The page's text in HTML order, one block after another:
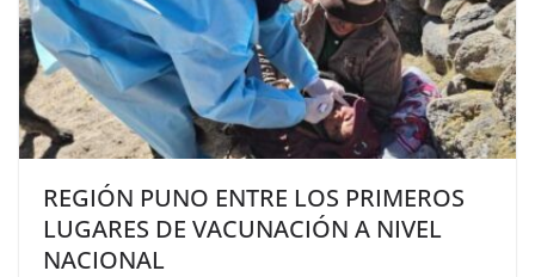
REGIÓN PUNO ENTRE LOS PRIMEROS
LUGARES DE VACUNACIÓN A NIVEL
NACIONAL